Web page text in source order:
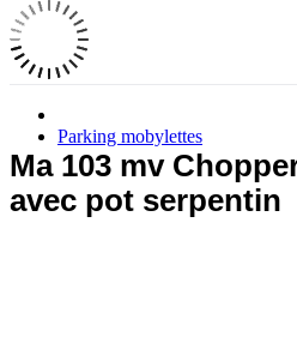
Parking mobylettes
Ma 103 mv
avec pot serpentin